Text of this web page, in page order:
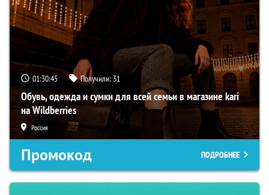
01:30:44 Получили: 31
Обувь, одежда и сумки для всей семьи в магазине kari
на Wildberries
Россия
Промокод ПОДРОБНЕЕ